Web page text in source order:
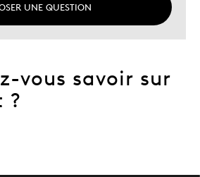
UNE QUESTION
vous savoir sur
?